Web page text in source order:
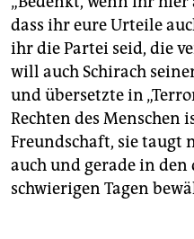
dass ihr eure Urteile
ihr die Partei seid, die
will auch Schirach
und übersetzte in
Rechten des Menschen
Freundschaft, sie taugt
auch und gerade in
schwierigen Tagen